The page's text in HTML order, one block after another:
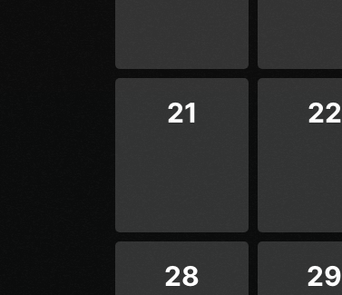
21 22
28 29